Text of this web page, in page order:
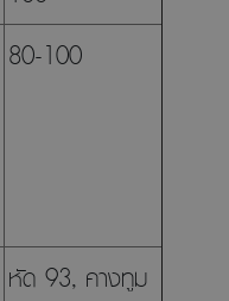
80-100
หัด 93, คางทูม